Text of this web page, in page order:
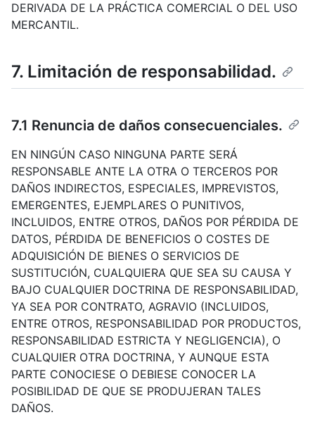
DERIVADA DE LA PRÁCTICA COMERCIAL O DEL USO
MERCANTIL.
7. Limitación de responsabilidad.
7.1 Renuncia de daños consecuenciales.
EN NINGÚN CASO NINGUNA PARTE SERÁ
RESPONSABLE ANTE LA OTRA O TERCEROS POR
DAÑOS INDIRECTOS, ESPECIALES, IMPREVISTOS,
EMERGENTES, EJEMPLARES O PUNITIVOS,
INCLUIDOS, ENTRE OTROS, DAÑOS POR PÉRDIDA DE
DATOS, PÉRDIDA DE BENEFICIOS O COSTES DE
ADQUISICIÓN DE BIENES O SERVICIOS DE
SUSTITUCIÓN, CUALQUIERA QUE SEA SU CAUSA Y
BAJO CUALQUIER DOCTRINA DE RESPONSABILIDAD,
YA SEA POR CONTRATO, AGRAVIO (INCLUIDOS,
ENTRE OTROS, RESPONSABILIDAD POR PRODUCTOS,
RESPONSABILIDAD ESTRICTA Y NEGLIGENCIA), O
CUALQUIER OTRA DOCTRINA, Y AUNQUE ESTA
PARTE CONOCIESE O DEBIESE CONOCER LA
POSIBILIDAD DE QUE SE PRODUJERAN TALES
DAÑOS.